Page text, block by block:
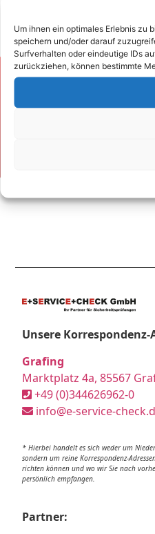
Um ihnen ein optimales Erlebnis zu
speichern und/oder darauf
Surfverhalten oder eindeutige IDs
zurückziehen, können bestimmte
Unsere Korrespondenz-
Grafing
Marktplatz 4a, 85567
+49 (0)344626962-0
info@e-service-
* Hierbei handelt es sich weder um
sondern um reine Korrespondenz-
richten können und wo wir Sie nach
persönlich empfangen.
Partner: